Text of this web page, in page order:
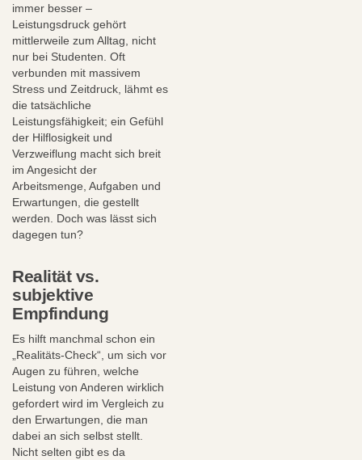
immer besser –
Leistungsdruck gehört
mittlerweile zum Alltag, nicht
nur bei Studenten. Oft
verbunden mit massivem
Stress und Zeitdruck, lähmt es
die tatsächliche
Leistungsfähigkeit; ein Gefühl
der Hilflosigkeit und
Verzweiflung macht sich breit
im Angesicht der
Arbeitsmenge, Aufgaben und
Erwartungen, die gestellt
werden. Doch was lässt sich
dagegen tun?
Realität vs.
subjektive
Empfindung
Es hilft manchmal schon ein
„Realitäts-Check“, um sich vor
Augen zu führen, welche
Leistung von Anderen wirklich
gefordert wird im Vergleich zu
den Erwartungen, die man
dabei an sich selbst stellt.
Nicht selten gibt es da